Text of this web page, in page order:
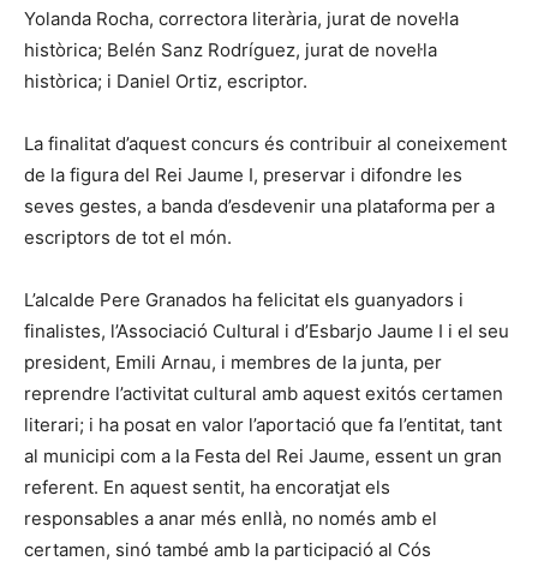
Yolanda Rocha, correctora literària, jurat de novel·la
històrica; Belén Sanz Rodríguez, jurat de novel·la
històrica; i Daniel Ortiz, escriptor.
La finalitat d’aquest concurs és contribuir al coneixement
de la figura del Rei Jaume I, preservar i difondre les
seves gestes, a banda d’esdevenir una plataforma per a
escriptors de tot el món.
L’alcalde Pere Granados ha felicitat els guanyadors i
finalistes, l’Associació Cultural i d’Esbarjo Jaume I i el seu
president, Emili Arnau, i membres de la junta, per
reprendre l’activitat cultural amb aquest exitós certamen
literari; i ha posat en valor l’aportació que fa l’entitat, tant
al municipi com a la Festa del Rei Jaume, essent un gran
referent. En aquest sentit, ha encoratjat els
responsables a anar més enllà, no només amb el
certamen, sinó també amb la participació al Cós